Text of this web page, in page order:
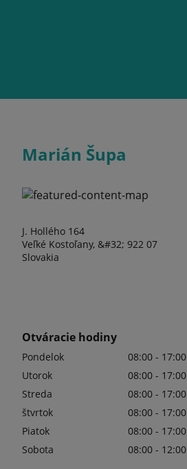
Marián Šupa
J. Hollého 164
Veľké Kostoľany, &#32; 922 07
Slovakia
Otváracie hodiny
Pondelok
08:00 - 17:00
Utorok
08:00 - 17:00
Streda
08:00 - 17:00
štvrtok
08:00 - 17:00
Piatok
08:00 - 17:00
Sobota
08:00 - 12:00